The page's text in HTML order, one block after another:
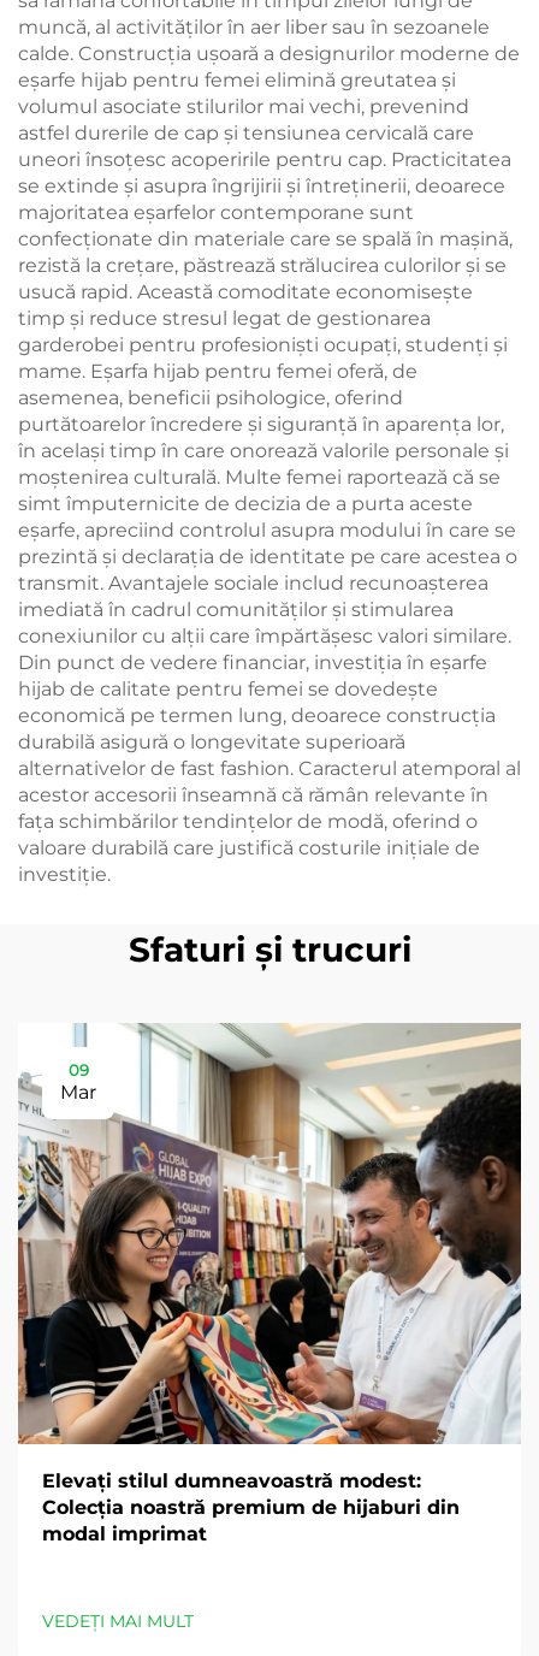
muncă, al activităților în aer liber sau în sezoanele
calde. Construcția ușoară a designurilor moderne de
eșarfe hijab pentru femei elimină greutatea și
volumul asociate stilurilor mai vechi, prevenind
astfel durerile de cap și tensiunea cervicală care
uneori însoțesc acoperirile pentru cap. Practicitatea
se extinde și asupra îngrijirii și întreținerii, deoarece
majoritatea eșarfelor contemporane sunt
confecționate din materiale care se spală în mașină,
rezistă la crețare, păstrează strălucirea culorilor și se
usucă rapid. Această comoditate economisește
timp și reduce stresul legat de gestionarea
garderobei pentru profesioniști ocupați, studenți și
mame. Eșarfa hijab pentru femei oferă, de
asemenea, beneficii psihologice, oferind
purtătoarelor încredere și siguranță în aparența lor,
în același timp în care onorează valorile personale și
moștenirea culturală. Multe femei raportează că se
simt împuternicite de decizia de a purta aceste
eșarfe, apreciind controlul asupra modului în care se
prezintă și declarația de identitate pe care acestea o
transmit. Avantajele sociale includ recunoașterea
imediată în cadrul comunităților și stimularea
conexiunilor cu alții care împărtășesc valori similare.
Din punct de vedere financiar, investiția în eșarfe
hijab de calitate pentru femei se dovedește
economică pe termen lung, deoarece construcția
durabilă asigură o longevitate superioară
alternativelor de fast fashion. Caracterul atemporal al
acestor accesorii înseamnă că rămân relevante în
fața schimbărilor tendințelor de modă, oferind o
valoare durabilă care justifică costurile inițiale de
investiție.
Sfaturi și trucuri
09
Mar
Elevați stilul dumneavoastră modest:
Colecția noastră premium de hijaburi din
modal imprimat
VEDEȚI MAI MULT